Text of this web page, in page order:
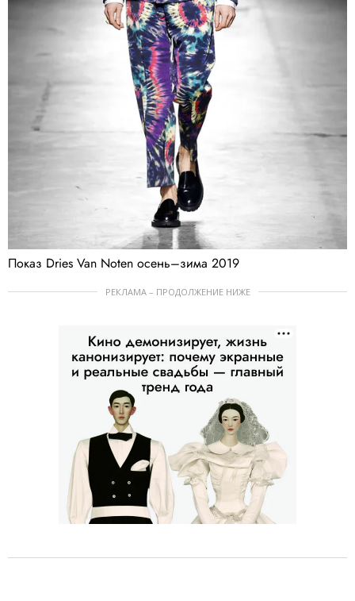
Показ Dries Van Noten осень–зима 2019
РЕКЛАМА – ПРОДОЛЖЕНИЕ НИЖЕ